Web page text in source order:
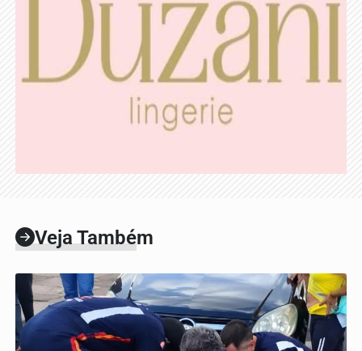
Veja Também